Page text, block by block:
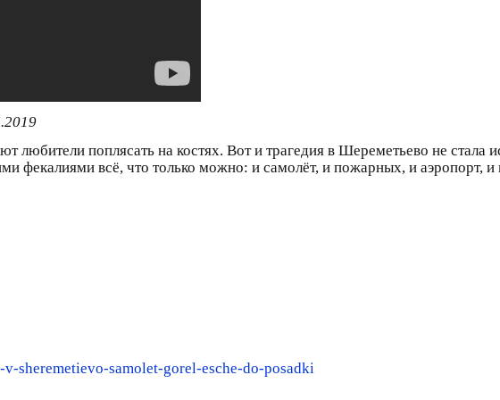
любители поплясать на костях. Вот и трагедия в Шереметьево не стала
фекалиями всё, что только можно: и самолёт, и пожарных, и аэропорт, и
sheremetievo-samolet-gorel-esche-do-posadki